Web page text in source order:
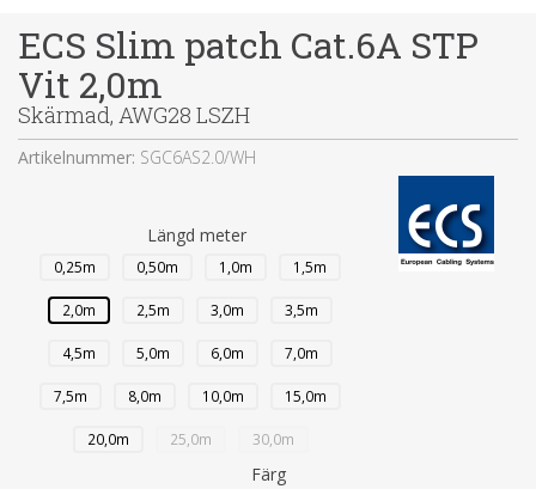
ECS Slim patch Cat.6A STP
Vit 2,0m
Skärmad, AWG28 LSZH
Artikelnummer: SGC6AS2.0/WH
Längd meter
0,25m 0,50m 1,0m 1,5m
2,0m 2,5m 3,0m 3,5m
4,5m 5,0m 6,0m 7,0m
7,5m 8,0m 10,0m 15,0m
20,0m 25,0m 30,0m
Färg